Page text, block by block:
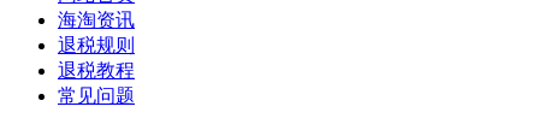
海淘资讯
退税规则
退税教程
常见问题